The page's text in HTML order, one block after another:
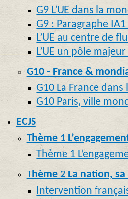
G9 L’UE dans la
G9 : Paragraphe
L’UE au centre de
L’UE un pôle
G10 - France &
G10 La France
G10 Paris, ville
ECJS
Thème 1
Thème 1
Thème 2 La nation,
Intervention